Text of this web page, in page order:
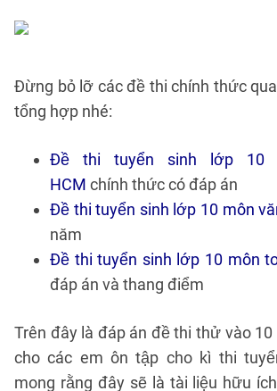
Đừng bỏ lỡ các đề thi chính thức
tổng hợp nhé:
Đề thi tuyển sinh lớp 10
HCM chính thức có đáp án
Đề thi tuyển sinh lớp 10 môn
năm
Đề thi tuyển sinh lớp 10 môn
đáp án và thang điểm
Trên đây là đáp án đề thi thử vào
cho các em ôn tập cho kì thi
mong rằng đây sẽ là tài liệu hữu